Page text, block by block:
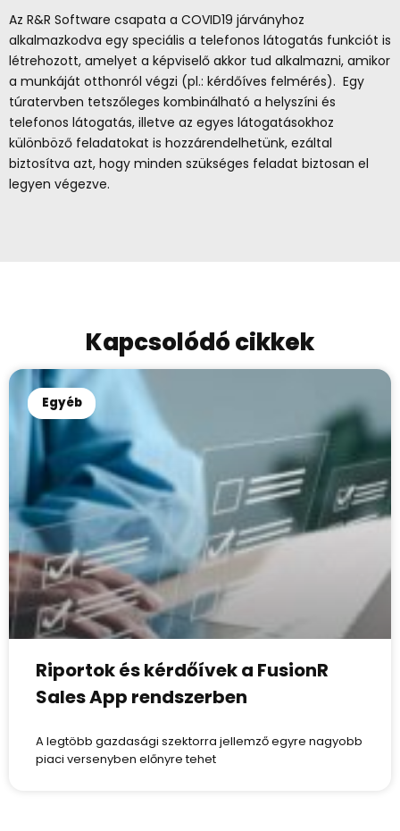
Az R&R Software csapata a COVID19 járványhoz
alkalmazkodva egy speciális a telefonos látogatás funkciót is
létrehozott, amelyet a képviselő akkor tud alkalmazni, amikor
a munkáját otthonról végzi (pl.: kérdőíves felmérés). Egy
túratervben tetszőleges kombinálható a helyszíni és
telefonos látogatás, illetve az egyes látogatásokhoz
különböző feladatokat is hozzárendelhetünk, ezáltal
biztosítva azt, hogy minden szükséges feladat biztosan el
legyen végezve.
Kapcsolódó cikkek
Egyéb
Riportok és kérdőívek a FusionR
Sales App rendszerben
A legtöbb gazdasági szektorra jellemző egyre nagyobb
piaci versenyben előnyre tehet